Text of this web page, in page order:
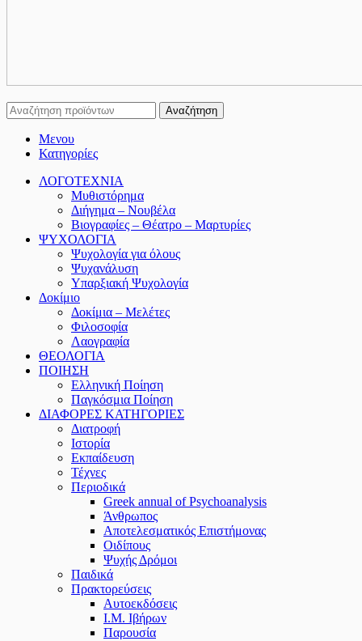
Αναζήτηση
Μενου
Κατηγορίες
ΛΟΓΟΤΕΧΝΙΑ
Μυθιστόρημα
Διήγημα – Νουβέλα
Βιογραφίες – Θέατρο – Μαρτυρίες
ΨΥΧΟΛΟΓΙΑ
Ψυχολογία για όλους
Ψυχανάλυση
Υπαρξιακή Ψυχολογία
Δοκίμιο
Δοκίμια – Μελέτες
Φιλοσοφία
Λαογραφία
ΘΕΟΛΟΓΙΑ
ΠΟΙΗΣΗ
Ελληνική Ποίηση
Παγκόσμια Ποίηση
ΔΙΑΦΟΡΕΣ ΚΑΤΗΓΟΡΙΕΣ
Διατροφή
Ιστορία
Εκπαίδευση
Τέχνες
Περιοδικά
Greek annual of Psychoanalysis
Άνθρωπος
Αποτελεσματικός Επιστήμονας
Οιδίπους
Ψυχής Δρόμοι
Παιδικά
Πρακτoρεύσεις
Αυτοεκδόσεις
Ι.Μ. Ιβήρων
Παρουσία